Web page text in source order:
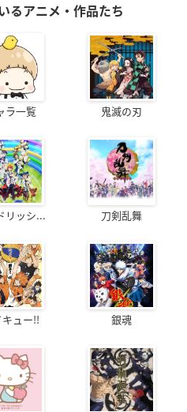
るアニメ・作品たち
ラ一覧 鬼滅の刃
リッシ... 刀剣乱舞
キュー!! 銀魂